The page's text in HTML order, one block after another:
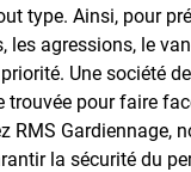
type. Ainsi, pour
les agressions, le
Une société
trouvée pour faire
RMS Gardiennage,
la sécurité du